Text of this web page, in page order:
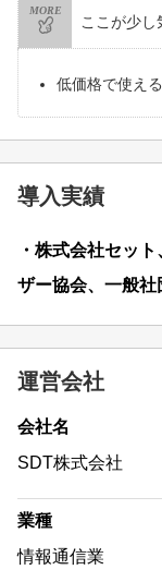
MORE
ここが少し
低価格で使え
導入実績
・株式会社セッ
ザー協会、一般
運営会社
会社名
SDT株式会社
業種
情報通信業